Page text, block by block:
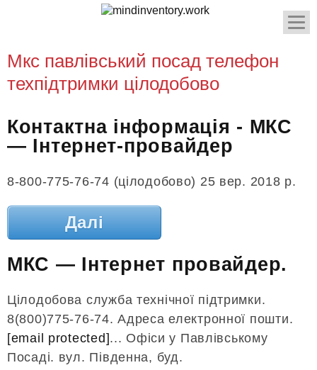
Мкс павлівський посад телефон
техпідтримки цілодобово
Контактна інформація - МКС
— Інтернет-провайдер
8-800-775-76-74 (цілодобово) 25 вер. 2018 р.
Далі
МКС — Інтернет провайдер.
Цілодобова служба технічної підтримки.
8(800)775-76-74. Адреса електронної пошти.
[email protected]... Офіси у Павлівському
Посаді. вул. Південна, буд.